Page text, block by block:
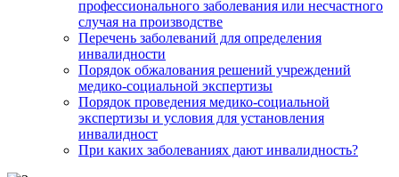
профессионального заболевания или несчастного
случая на производстве
Перечень заболеваний для определения
инвалидности
Порядок обжалования решений учреждений
медико-социальной экспертизы
Порядок проведения медико-социальной
экспертизы и условия для установления
инвалидност
При каких заболеваниях дают инвалидность?